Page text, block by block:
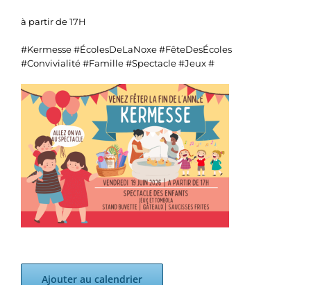
à partir de 17H
#Kermesse #ÉcolesDeLaNoxe #FêteDesÉcoles
#Convivialité #Famille #Spectacle #Jeux #
Ajouter au calendrier